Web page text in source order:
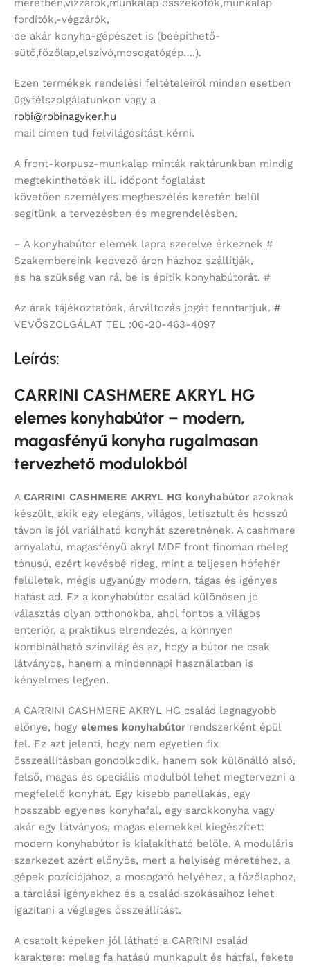
méretben,vízzárók,munkalap összekötők,munkalap
fordítók,-végzárók,
de akár konyha-gépészet is (beépíthető-
sütő,főzőlap,elszívó,mosogatógép….).
Ezen termékek rendelési feltételeiről minden esetben
ügyfélszolgálatunkon vagy a
robi@robinagyker.hu
mail címen tud felvilágosítást kérni.
A front-korpusz-munkalap minták raktárunkban mindig
megtekinthetőek ill. időpont foglalást
követően személyes megbeszélés keretén belül
segítünk a tervezésben és megrendelésben.
– A konyhabútor elemek lapra szerelve érkeznek #
Szakembereink kedvező áron házhoz szállítják,
és ha szükség van rá, be is építik konyhabútorát. #
Az árak tájékoztatóak, árváltozás jogát fenntartjuk. #
VEVŐSZOLGÁLAT TEL :06-20-463-4097
Leírás:
CARRINI CASHMERE AKRYL HG
elemes konyhabútor – modern,
magasfényű konyha rugalmasan
tervezhető modulokból
A CARRINI CASHMERE AKRYL HG konyhabútor azoknak
készült, akik egy elegáns, világos, letisztult és hosszú
távon is jól variálható konyhát szeretnének. A cashmere
árnyalatú, magasfényű akryl MDF front finoman meleg
tónusú, ezért kevésbé rideg, mint a teljesen hófehér
felületek, mégis ugyanúgy modern, tágas és igényes
hatást ad. Ez a konyhabútor család különösen jó
választás olyan otthonokba, ahol fontos a világos
enteriőr, a praktikus elrendezés, a könnyen
kombinálható színvilág és az, hogy a bútor ne csak
látványos, hanem a mindennapi használatban is
kényelmes legyen.
A CARRINI CASHMERE AKRYL HG család legnagyobb
előnye, hogy elemes konyhabútor rendszerként épül
fel. Ez azt jelenti, hogy nem egyetlen fix
összeállításban gondolkodik, hanem sok különálló alsó,
felső, magas és speciális modulból lehet megtervezni a
megfelelő konyhát. Egy kisebb panellakás, egy
hosszabb egyenes konyhafal, egy sarokkonyha vagy
akár egy látványos, magas elemekkel kiegészített
modern konyhabútor is kialakítható belőle. A moduláris
szerkezet azért előnyös, mert a helyiség méretéhez, a
gépek pozíciójához, a mosogató helyéhez, a főzőlaphoz,
a tárolási igényekhez és a család szokásaihoz lehet
igazítani a végleges összeállítást.
A csatolt képeken jól látható a CARRINI család
karaktere: meleg fa hatású munkapult és hátfal, fekete